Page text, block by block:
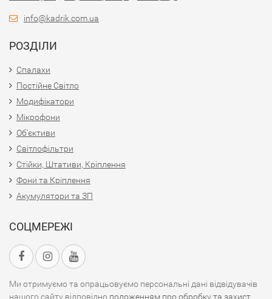
info@kadrik.com.ua
РОЗДІЛИ
Спалахи
Постійне Світло
Модифікатори
Мікрофони
Об'єктиви
Світлофільтри
Стійки, Штативи, Кріплення
Фони та Кріплення
Акумулятори та ЗП
СОЦМЕРЕЖІ
Ми отримуємо та опрацьовуємо персональні дані відвідувачів
нашого сайту відповідно положенням про обробку та захист